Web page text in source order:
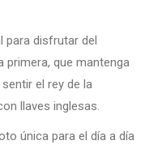
para disfrutar del
primera, que mantenga
el rey de la
llaves inglesas.
única para el día a día